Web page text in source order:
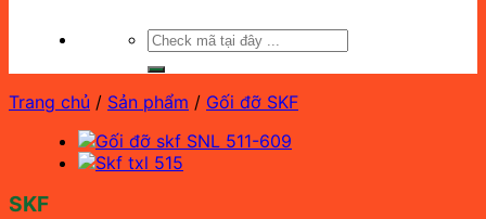
Tìm
Trang chủ / Sản phẩm / Gối đỡ SKF
SKF